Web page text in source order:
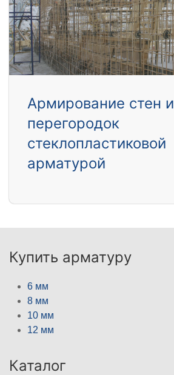
Армирование стен и
перегородок
стеклопластиковой
арматурой
Купить арматуру
6 мм
8 мм
10 мм
12 мм
Каталог